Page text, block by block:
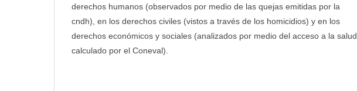
derechos humanos (observados por medio de las quejas emitidas por la
cndh), en los derechos civiles (vistos a través de los homicidios) y en los
derechos económicos y sociales (analizados por medio del acceso a la salud
calculado por el Coneval).